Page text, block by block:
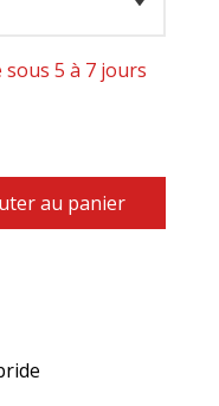
5 à 7 jours
au panier